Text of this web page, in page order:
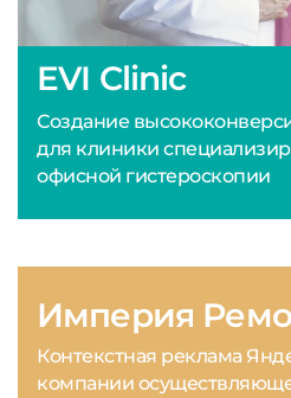
EVI Clinic
Создание
для клиники
офисной гистероскопии
Империя
Контекстная реклама
компании